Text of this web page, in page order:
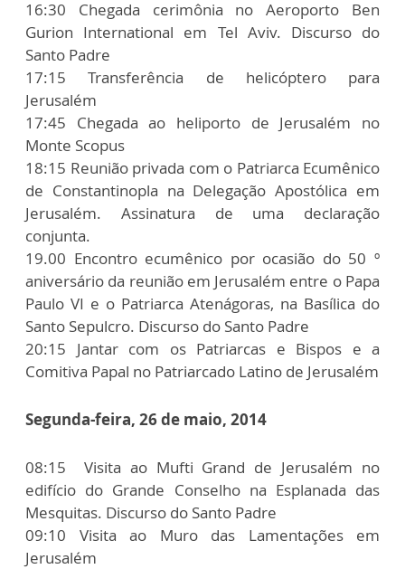
16:30 Chegada cerimônia no Aeroporto Ben
Gurion International em Tel Aviv. Discurso do
Santo Padre
17:15 Transferência de helicóptero para
Jerusalém
17:45 Chegada ao heliporto de Jerusalém no
Monte Scopus
18:15 Reunião privada com o Patriarca Ecumênico
de Constantinopla na Delegação Apostólica em
Jerusalém. Assinatura de uma declaração
conjunta.
19.00 Encontro ecumênico por ocasião do 50 º
aniversário da reunião em Jerusalém entre o Papa
Paulo VI e o Patriarca Atenágoras, na Basílica do
Santo Sepulcro. Discurso do Santo Padre
20:15 Jantar com os Patriarcas e Bispos e a
Comitiva Papal no Patriarcado Latino de Jerusalém
Segunda-feira, 26 de maio, 2014
08:15 Visita ao Mufti Grand de Jerusalém no
edifício do Grande Conselho na Esplanada das
Mesquitas. Discurso do Santo Padre
09:10 Visita ao Muro das Lamentações em
Jerusalém